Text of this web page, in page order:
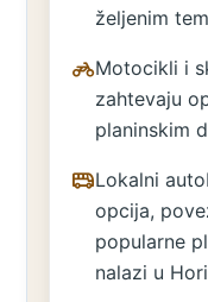
željenim
Motocikli i
zahtevaju
planinskim
Lokalni
opcija,
popularne
nalazi u